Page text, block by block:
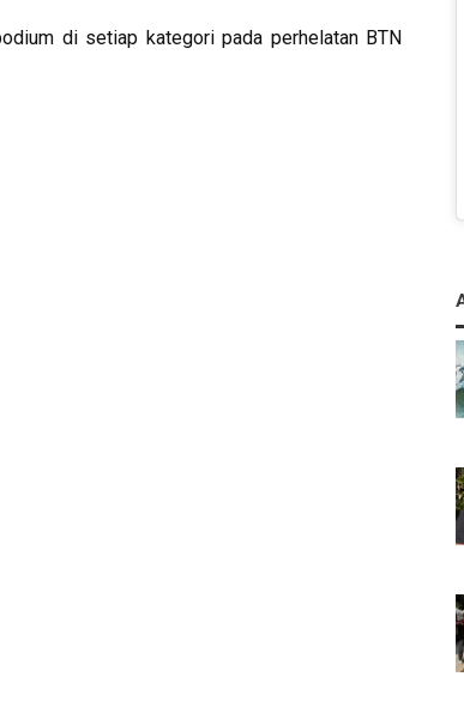
di setiap kategori pada perhelatan BTN